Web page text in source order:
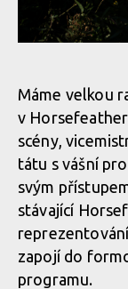
Jakub Říha za
Máme velkou
v
scény,
tátu s vášní
svým
stávající
zapojí do
programu.